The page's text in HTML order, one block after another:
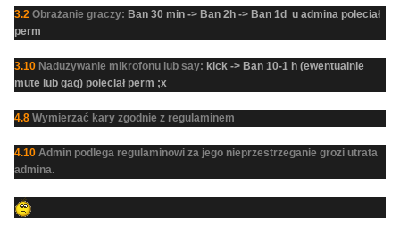
3.2 Obrażanie graczy: Ban 30 min -> Ban 2h -> Ban 1d u admina poleciał
perm
3.10 Nadużywanie mikrofonu lub say: kick -> Ban 10-1 h (ewentualnie
mute lub gag) poleciał perm ;x
4.8 Wymierzać kary zgodnie z regulaminem
4.10 Admin podlega regulaminowi za jego nieprzestrzeganie grozi utrata
admina.